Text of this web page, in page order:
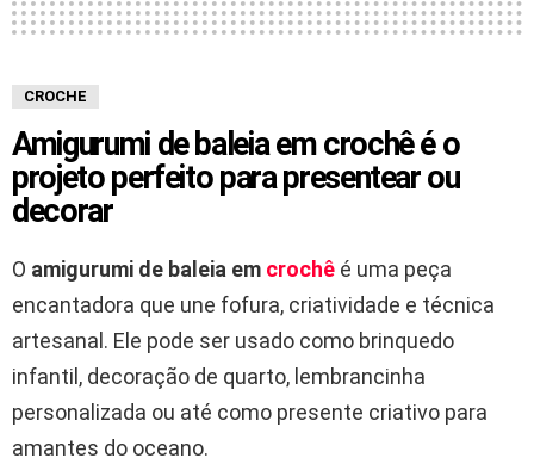
CROCHE
Amigurumi de baleia em crochê é o
projeto perfeito para presentear ou
decorar
O amigurumi de baleia em crochê é uma peça
encantadora que une fofura, criatividade e técnica
artesanal. Ele pode ser usado como brinquedo
infantil, decoração de quarto, lembrancinha
personalizada ou até como presente criativo para
amantes do oceano.